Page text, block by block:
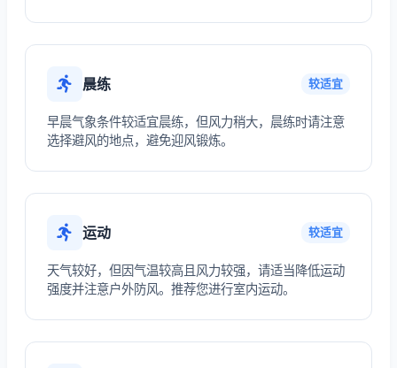
晨练 较适宜
早晨气象条件较适宜晨练，但风力稍大，晨练时请注意
选择避风的地点，避免迎风锻炼。
运动 较适宜
天气较好，但因气温较高且风力较强，请适当降低运动
强度并注意户外防风。推荐您进行室内运动。